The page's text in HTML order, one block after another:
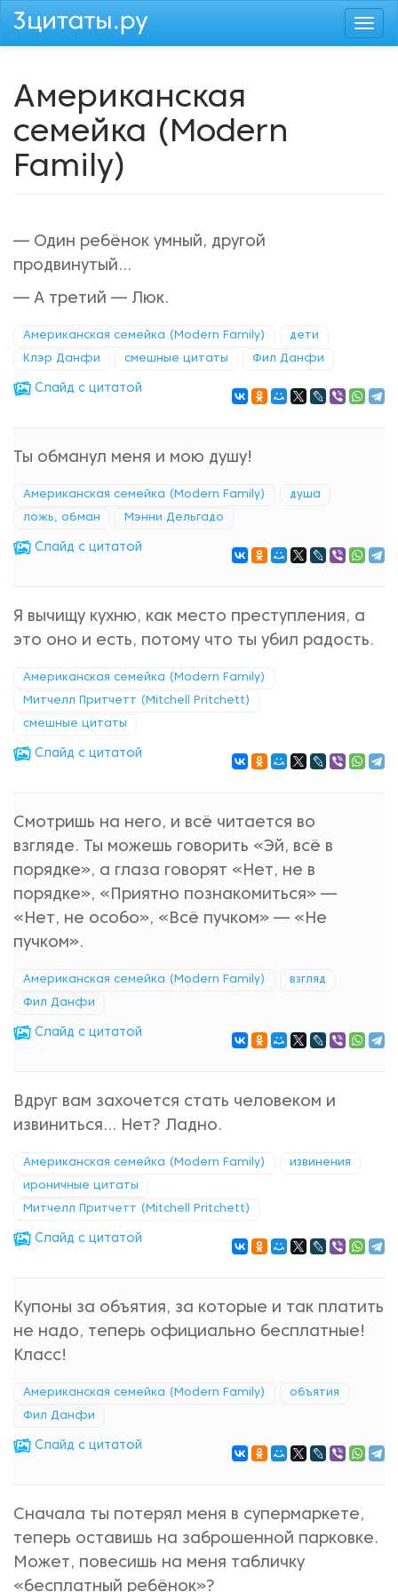
Перейти
Американская
семейка (Modern
Family)
— Один ребёнок умный, другой
продвинутый...
— А третий — Люк.
Американская семейка (Modern Family) дети
Клэр Данфи смешные цитаты Фил Данфи
Cлайд с цитатой
Ты обманул меня и мою душу!
Американская семейка (Modern Family) душа
ложь, обман Мэнни Дельгадо
Cлайд с цитатой
Я вычищу кухню, как место преступления, а
это оно и есть, потому что ты убил радость.
Американская семейка (Modern Family)
Митчелл Притчетт (Mitchell Pritchett)
смешные цитаты
Cлайд с цитатой
Смотришь на него, и всё читается во
взгляде. Ты можешь говорить «Эй, всё в
порядке», а глаза говорят «Нет, не в
порядке», «Приятно познакомиться» —
«Нет, не особо», «Всё пучком» — «Не
пучком».
Американская семейка (Modern Family) взгляд
Фил Данфи
Cлайд с цитатой
Вдруг вам захочется стать человеком и
извиниться... Нет? Ладно.
Американская семейка (Modern Family) извинения
ироничные цитаты
Митчелл Притчетт (Mitchell Pritchett)
Cлайд с цитатой
Купоны за объятия, за которые и так платить
не надо, теперь официально бесплатные!
Класс!
Американская семейка (Modern Family) объятия
Фил Данфи
Cлайд с цитатой
Сначала ты потерял меня в супермаркете,
теперь оставишь на заброшенной парковке.
Может, повесишь на меня табличку
«бесплатный ребёнок»?